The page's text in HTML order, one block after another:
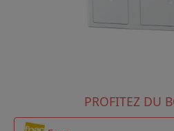
PROFITEZ DU